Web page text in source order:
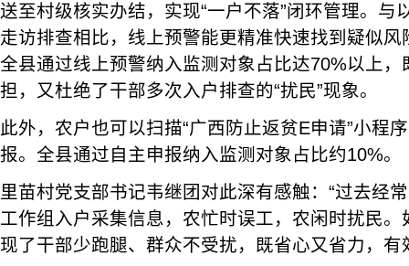
送至村级核实办结，实现“一户不落”闭环管理。与
走访排查相比，线上预警能更精准快速找到疑似
全县通过线上预警纳入监测对象占比达70%以上，
担，又杜绝了干部多次入户排查的“扰民”现象。
此外，农户也可以扫描“广西防止返贫E申请”小程
报。全县通过自主申报纳入监测对象占比约10%。
里苗村党支部书记韦继团对此深有感触：“过去经
工作组入户采集信息，农忙时误工，农闲时扰民
现了干部少跑腿、群众不受扰，既省心又省力，有